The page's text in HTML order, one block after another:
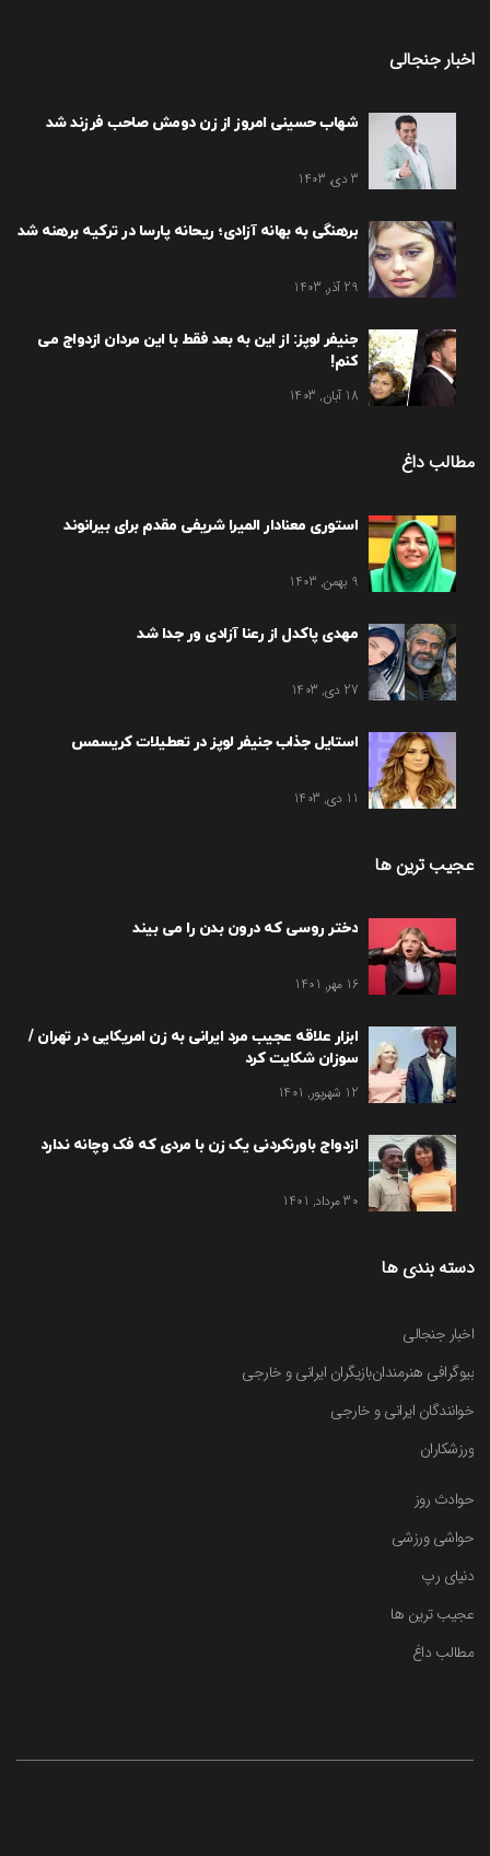
اخبار جنجالی
شهاب حسینی امروز از زن دومش صاحب فرزند شد
3 دی, 1403
برهنگی به بهانه آزادی؛ ریحانه پارسا در ترکیه برهنه شد
29 آذر, 1403
جنیفر لوپز: از این به بعد فقط با این مردان ازدواج می
کنم!
18 آبان, 1403
مطالب داغ
استوری معنادار المیرا شریفی مقدم برای بیرانوند
9 بهمن, 1403
مهدی پاکدل از رعنا آزادی ور جدا شد
27 دی, 1403
استایل جذاب جنیفر لوپز در تعطیلات کریسمس
11 دی, 1403
عجیب ترین ها
دختر روسی که درون بدن را می بیند
16 مهر, 1401
ابزار علاقه عجیب مرد ایرانی به زن امریکایی در تهران /
سوزان شکایت کرد
12 شهریور, 1401
ازدواج باورنکردنی یک زن با مردی که فک وچانه ندارد
30 مرداد, 1401
دسته بندی ها
اخبار جنجالی
بیوگرافی هنرمندانبازیگران ایرانی و خارجی
خوانندگان ایرانی و خارجی
ورزشکاران
حوادث روز
حواشی ورزشی
دنیای رپ
عجیب ترین ها
مطالب داغ